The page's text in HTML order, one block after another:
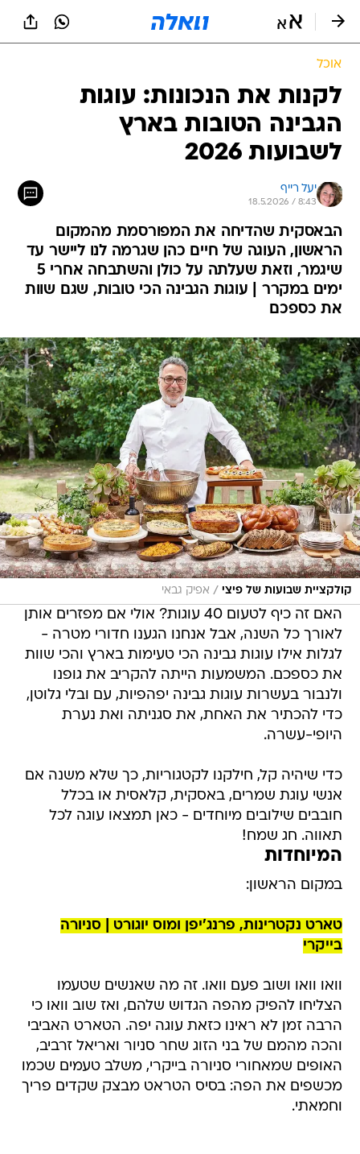
אוכל
לקנות את הנכונות: עוגות
הגבינה הטובות בארץ
לשבועות 2026
יעל רייף
18.5.2026 / 8:43
הבאסקית שהדיחה את המפורסמת מהמקום
הראשון, העוגה של חיים כהן שגרמה לנו ליישר עד
שיגמר, וזאת שעלתה על כולן והשתבחה אחרי 5
ימים במקרר | עוגות הגבינה הכי טובות, שגם שוות
את כספכם
קולקציית שבועות של פיצי / אפיק גבאי
האם זה כיף לטעום 40 עוגות? אולי אם מפזרים אותן
לאורך כל השנה, אבל אנחנו הגענו חדורי מטרה -
לגלות אילו עוגות גבינה הכי טעימות בארץ והכי שוות
את כספכם. המשמעות הייתה להקריב את גופנו
ולנבור בעשרות עוגות גבינה יפהפיות, עם ובלי גלוטן,
כדי להכתיר את האחת, את סגניתה ואת נערת
היופי-עשרה.
כדי שיהיה קל, חילקנו לקטגוריות, כך שלא משנה אם
אנשי עוגת שמרים, באסקית, קלאסית או בכלל
חובבים שילובים מיוחדים - כאן תמצאו עוגה לכל
תאווה. חג שמח!
המיוחדות
במקום הראשון:
טארט נקטרינות, פרנג'יפן ומוס יוגורט | סניורה
בייקרי
וואו וואו ושוב פעם וואו. זה מה שאנשים שטעמו
הצליחו להפיק מהפה הגדוש שלהם, ואז שוב וואו כי
הרבה זמן לא ראינו כזאת עוגה יפה. הטארט האביבי
והכה מהמם של בני הזוג שחר סניור ואריאל זרביב,
האופים שמאחורי סניורה בייקרי, משלב טעמים שכמו
מכשפים את הפה: בסיס הטראט מבצק שקדים פריך
וחמאתי.